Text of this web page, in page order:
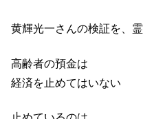
黄輝光一さんの検証を、
高齢者の預金は
経済を止めてはいない